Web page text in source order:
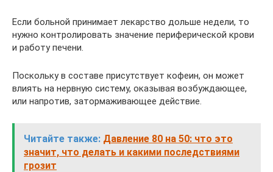
Если больной принимает лекарство дольше недели, то
нужно контролировать значение периферической крови
и работу печени.
Поскольку в составе присутствует кофеин, он может
влиять на нервную систему, оказывая возбуждающее,
или напротив, затормаживающее действие.
Читайте также: Давление 80 на 50: что это
значит, что делать и какими последствиями
грозит